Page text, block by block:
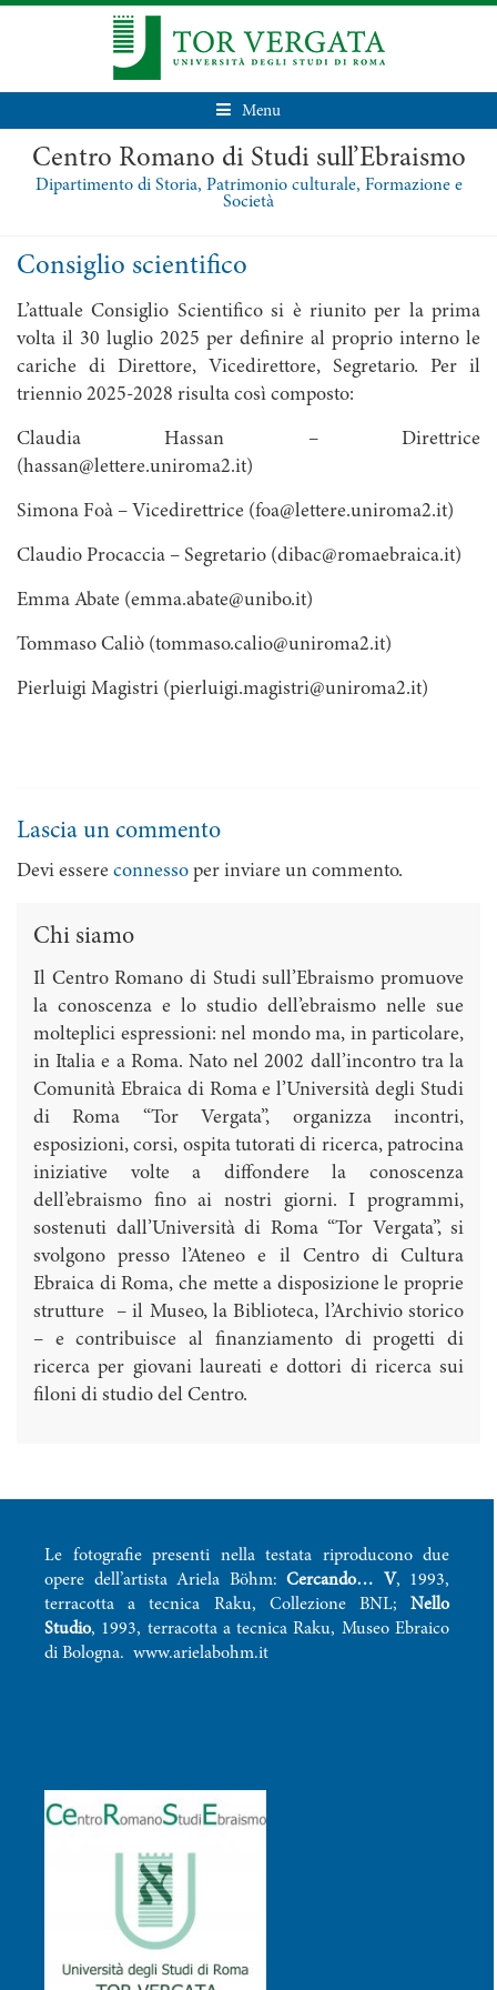
Menu
Centro Romano di Studi sull’Ebraismo
Dipartimento di Storia, Patrimonio culturale, Formazione e
Società
Consiglio scientifico
L’attuale Consiglio Scientifico si è riunito per la prima
volta il 30 luglio 2025 per definire al proprio interno le
cariche di Direttore, Vicedirettore, Segretario. Per il
triennio 2025-2028 risulta così composto:
Claudia Hassan – Direttrice
(hassan@lettere.uniroma2.it)
Simona Foà – Vicedirettrice (foa@lettere.uniroma2.it)
Claudio Procaccia – Segretario (dibac@romaebraica.it)
Emma Abate (emma.abate@unibo.it)
Tommaso Caliò (tommaso.calio@uniroma2.it)
Pierluigi Magistri (pierluigi.magistri@uniroma2.it)
Lascia un commento
Devi essere connesso per inviare un commento.
Chi siamo
Il Centro Romano di Studi sull’Ebraismo promuove
la conoscenza e lo studio dell’ebraismo nelle sue
molteplici espressioni: nel mondo ma, in particolare,
in Italia e a Roma. Nato nel 2002 dall’incontro tra la
Comunità Ebraica di Roma e l’Università degli Studi
di Roma “Tor Vergata”, organizza incontri,
esposizioni, corsi, ospita tutorati di ricerca, patrocina
iniziative volte a diffondere la conoscenza
dell’ebraismo fino ai nostri giorni. I programmi,
sostenuti dall’Università di Roma “Tor Vergata”, si
svolgono presso l’Ateneo e il Centro di Cultura
Ebraica di Roma, che mette a disposizione le proprie
strutture – il Museo, la Biblioteca, l’Archivio storico
– e contribuisce al finanziamento di progetti di
ricerca per giovani laureati e dottori di ricerca sui
filoni di studio del Centro.
Le fotografie presenti nella testata riproducono due
opere dell’artista Ariela Böhm: Cercando… V, 1993,
terracotta a tecnica Raku, Collezione BNL; Nello
Studio, 1993, terracotta a tecnica Raku, Museo Ebraico
di Bologna. www.arielabohm.it